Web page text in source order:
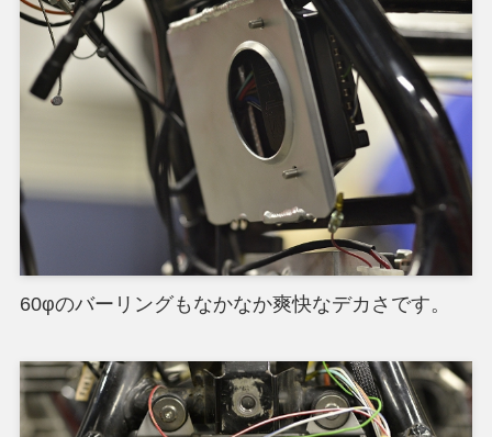
60φのバーリングもなかなか爽快なデカさです。